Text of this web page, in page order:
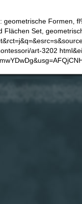
geometrische Formen,
Flächen Set,
art-3202